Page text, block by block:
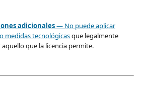
adicionales— No puede aplicar
medidas tecnológicasque legalmente
que la licencia permite.